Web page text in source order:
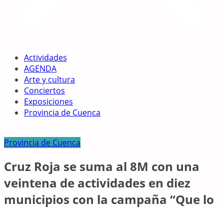
Actividades
AGENDA
Arte y cultura
Conciertos
Exposiciones
Provincia de Cuenca
Provincia de Cuenca
Cruz Roja se suma al 8M con una
veintena de actividades en diez
municipios con la campaña “Que lo